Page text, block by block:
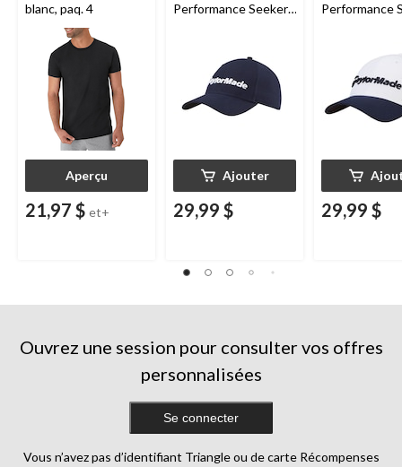
blanc, paq. 4
Aperçu
21,97 $ et+
Performance Seeker,
Ajouter
29,99 $
Performance
29,99 $
Ouvrez une session pour consulter vos offres
personnalisées
Se connecter
Vous n’avez pas d’identifiant Triangle ou de carte Récompenses